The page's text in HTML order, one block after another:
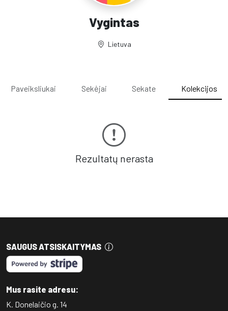
Vygintas
Lietuva
Paveiksliukai Sekėjai Sekate Kolekcijos
Rezultatų nerasta
SAUGUS ATSISKAITYMAS
Mus rasite adresu:
K. Donelaičio g. 14